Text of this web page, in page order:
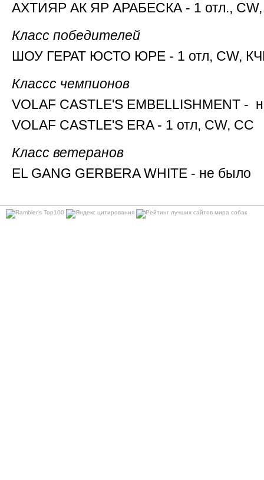
АХТИЯР АК ЯР АРАБЕСКА - 1 отл.,
Класс победителей
ШОУ ГЕРАТ ЮСТО ЮРЕ - 1 отл, CW,
Классс чемпионов
VOLAF CASTLE'S EMBELLISHMENT -
VOLAF CASTLE'S ERA - 1 отл, CW, СС
Класс ветеранов
EL GANG GERBERA WHITE - не было